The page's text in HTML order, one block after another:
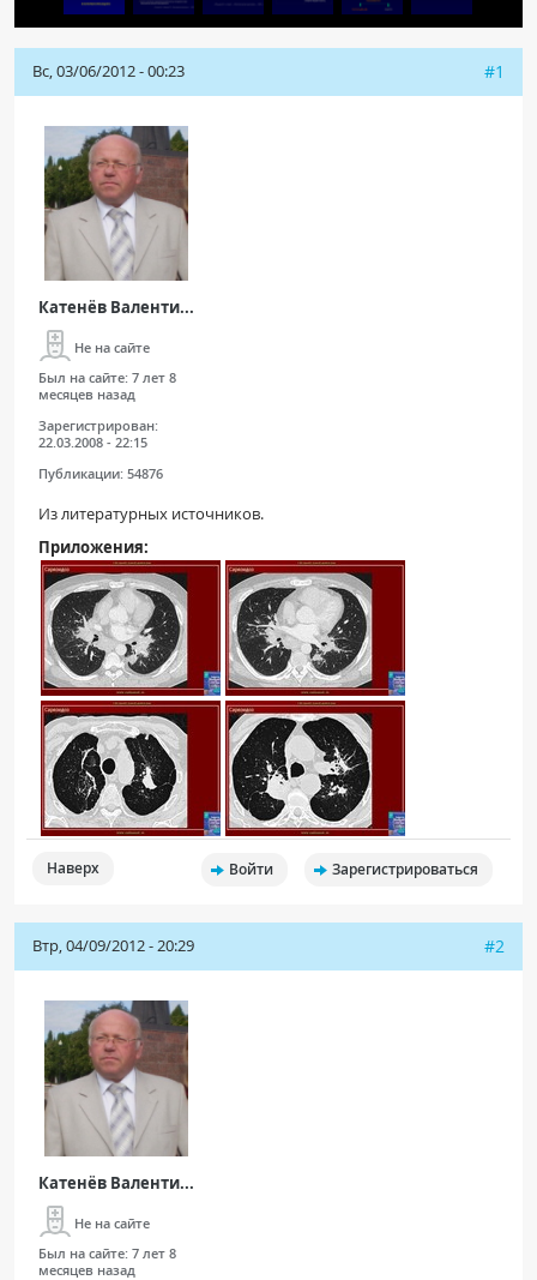
ПАЦИЕНТАМ
Где пройти обследование
Магнитно-резонансная томография (МРТ)
Спросить врача
ПОМОЩЬ
Вс, 03/06/2012 - 00:23 #1
Катенёв Валенти...
Не на сайте
Был на сайте: 7 лет 8
месяцев назад
Зарегистрирован:
22.03.2008 - 22:15
Публикации: 54876
Из литературных источников.
Приложения:
Наверх Войти Зарегистрироваться
Втр, 04/09/2012 - 20:29 #2
Катенёв Валенти...
Не на сайте
Был на сайте: 7 лет 8
месяцев назад